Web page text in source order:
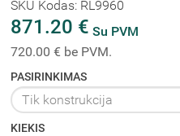
SKU Kodas: RL9960
871.20 € Su PVM
720.00 € be PVM.
PASIRINKIMAS
KIEKIS